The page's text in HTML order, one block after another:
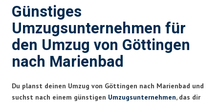
Günstiges
Umzugsunternehmen für
den Umzug von Göttingen
nach Marienbad
Du planst deinen Umzug von Göttingen nach Marienbad und
suchst nach einem günstigen Umzugsunternehmen, das dir